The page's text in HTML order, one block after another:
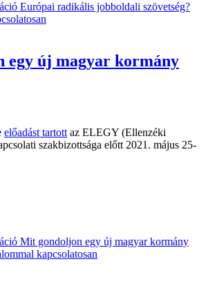
Európai radikális jobboldali szövetség?
egy új magyar kormány
előadást tartott az ELEGY (Ellenzéki
szakbizottsága előtt 2021. május 25-
Mit gondoljon egy új magyar kormány
kapcsolatosan